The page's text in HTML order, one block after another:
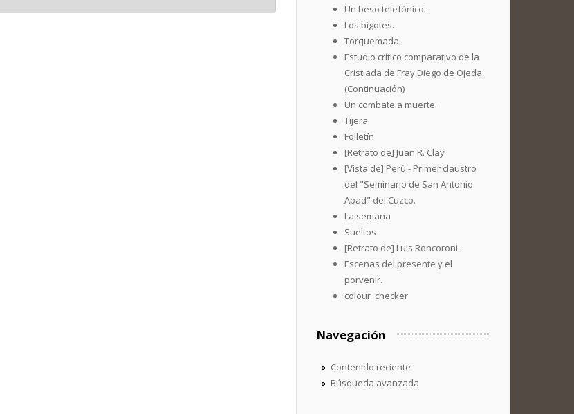
Un beso telefónico.
Los bigotes.
Torquemada.
Estudio crítico comparativo de la
Cristiada de Fray Diego de Ojeda.
(Continuación)
Un combate a muerte.
Tijera
Folletín
[Retrato de] Juan R. Clay
[Vista de] Perú - Primer claustro
del "Seminario de San Antonio
Abad" del Cuzco.
La semana
Sueltos
[Retrato de] Luis Roncoroni.
Escenas del presente y el
porvenir.
colour_checker
Navegación
Contenido reciente
Búsqueda avanzada